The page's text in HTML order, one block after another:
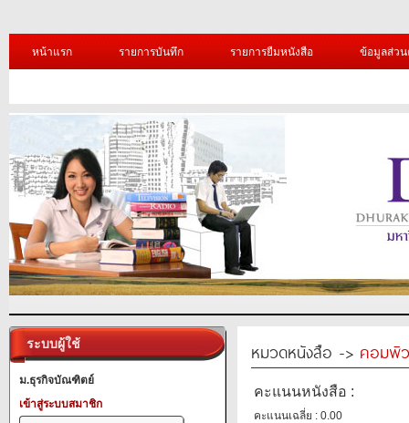
หน้าแรก รายการบันทึก รายการยืมหนังสือ ข้อมูลส่ว
ระบบผู้ใช้
ม.ธุรกิจบัณฑิตย์
เข้าสู่ระบบสมาชิก
หมวดหนังสือ -> คอมพิ
คะแนนหนังสือ :
คะแนนเฉลี่ย : 0.00